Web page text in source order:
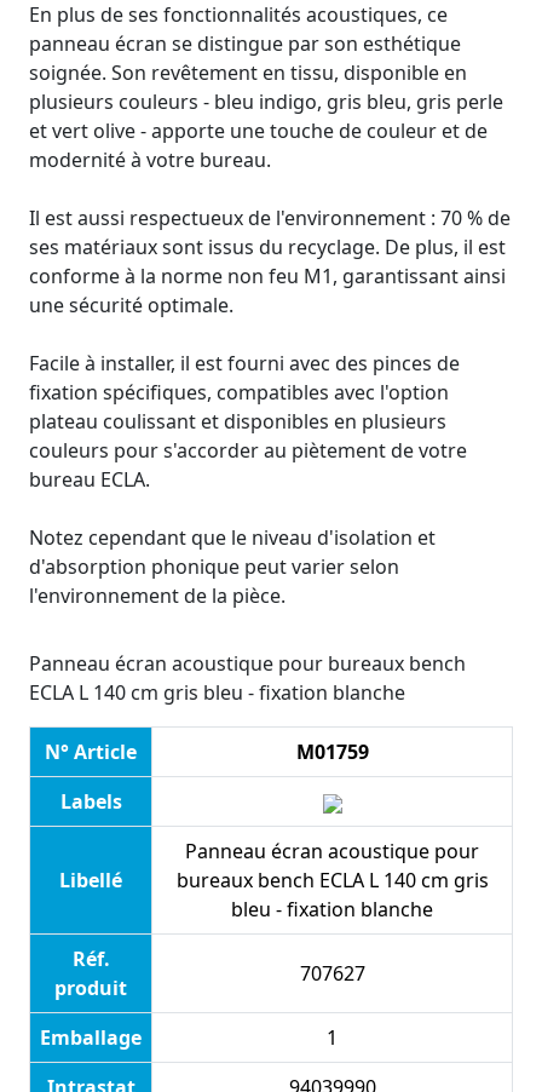
En plus de ses fonctionnalités acoustiques, ce
panneau écran se distingue par son esthétique
soignée. Son revêtement en tissu, disponible en
plusieurs couleurs - bleu indigo, gris bleu, gris perle
et vert olive - apporte une touche de couleur et de
modernité à votre bureau.
Il est aussi respectueux de l'environnement : 70 % de
ses matériaux sont issus du recyclage. De plus, il est
conforme à la norme non feu M1, garantissant ainsi
une sécurité optimale.
Facile à installer, il est fourni avec des pinces de
fixation spécifiques, compatibles avec l'option
plateau coulissant et disponibles en plusieurs
couleurs pour s'accorder au piètement de votre
bureau ECLA.
Notez cependant que le niveau d'isolation et
d'absorption phonique peut varier selon
l'environnement de la pièce.
Panneau écran acoustique pour bureaux bench
ECLA L 140 cm gris bleu - fixation blanche
N° Article
M01759
Labels
Libellé
Panneau écran acoustique pour
bureaux bench ECLA L 140 cm gris
bleu - fixation blanche
Réf.
produit
707627
Emballage
1